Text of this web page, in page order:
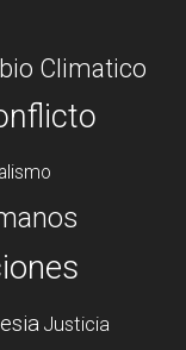
Climatico
Justicia